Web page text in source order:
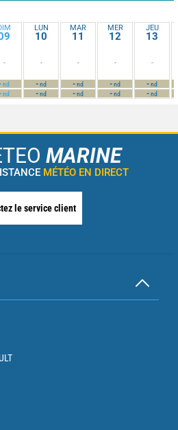
-
nd
nd
LUN
10
-
-nd
-nd
MAR
11
-
-nd
-nd
MER
12
-
-nd
-nd
JEU
13
-
-nd
-nd
MARINE
MÉTÉO EN DIRECT
le service client